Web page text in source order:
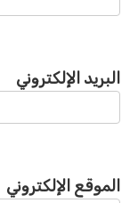
البريد الإلكتروني
الموقع الإلكتروني